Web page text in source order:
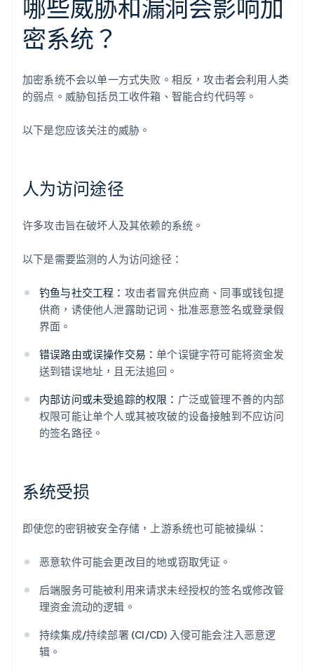
哪些威胁和漏洞会影响加
密系统？
加密系统不会以单一方式失败。相反，攻击者会利用人类
的弱点。威胁包括员工收件箱、智能合约代码等。
以下是您应该关注的威胁。
人为访问途径
许多攻击旨在破坏人及其依赖的系统。
以下是需要监测的人为访问途径：
钓鱼与社交工程： 攻击者冒充供应商、同事或钱包提
供商，诱使他人泄露助记词、批准恶意签名或登录假
界面。
错误路由或误操作交易：单个误键字符可能将资金发
送到错误地址，且无法追回。
内部访问或未受追踪的权限： 广泛或管理不善的内部
权限可能让单个人或其被攻破的设备接触到不应访问
的签名路径。
系统受损
即使您的密钥被安全存储，上游系统也可能被操纵：
恶意软件可能会更改目的地或窃取凭证。
后端服务可能被利用来请求未经授权的签名或修改管
理资金流动的逻辑。
持续集成/持续部署 (CI/CD) 入侵可能会注入恶意逻
辑。